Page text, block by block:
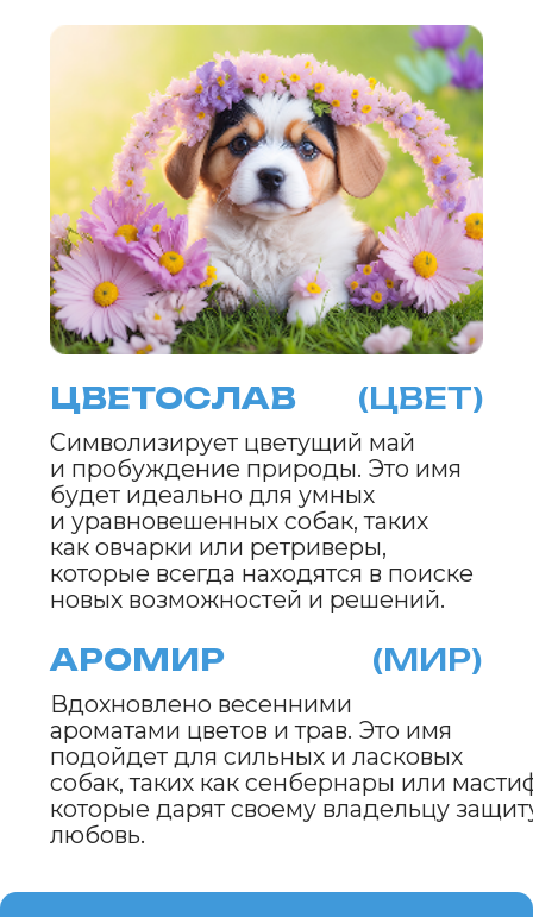
Прививки для кошек
Стартовый набор для собаки
Прививки для кошек
Каталог
Диагностика
Лечение
Питание
Уход
Поведение
Разведение
Выбор питомца
Обзоры
Советы
Профессионалам
Спонсорство и реклама
Продвижение клиник
Грумминг-салоны
ветеринарного врача
Персональная страница питомника
О нас
Стать соавтором или экспертом
Спонсорство или реклама
Продвижение клиники
#КогтотекаИстория
История на лапках
Юридическая информация
rus2project@gmail.com
+7 (920) 028-22-48
Создание, поддержка
и продвижение сайтов